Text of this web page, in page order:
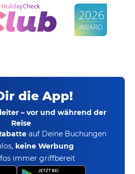
die App!
– vor und während der
Reise
auf Deine Buchungen
keine Werbung
immer griffbereit